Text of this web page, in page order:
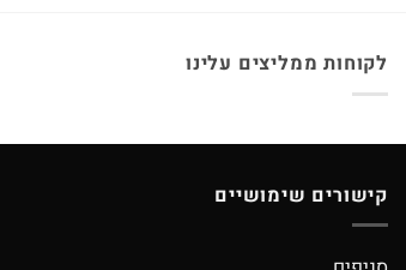
לקוחות ממליצים עלינו
קישורים שימושיים